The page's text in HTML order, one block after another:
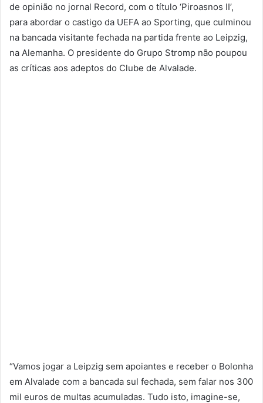
de opinião no jornal Record, com o título ‘Piroasnos II’,
para abordar o castigo da UEFA ao Sporting, que culminou
na bancada visitante fechada na partida frente ao Leipzig,
na Alemanha. O presidente do Grupo Stromp não poupou
as críticas aos adeptos do Clube de Alvalade.
“Vamos jogar a Leipzig sem apoiantes e receber o Bolonha
em Alvalade com a bancada sul fechada, sem falar nos 300
mil euros de multas acumuladas. Tudo isto, imagine-se,